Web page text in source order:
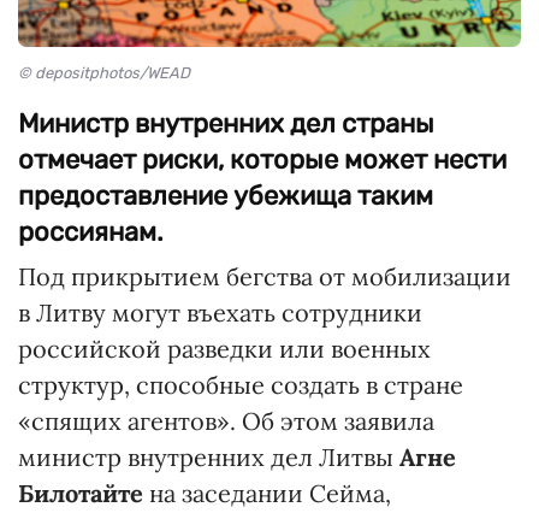
© depositphotos/WEAD
Министр внутренних дел страны
отмечает риски, которые может нести
предоставление убежища таким
россиянам.
Под прикрытием бегства от мобилизации
в Литву могут въехать сотрудники
российской разведки или военных
структур, способные создать в стране
«спящих агентов». Об этом заявила
министр внутренних дел Литвы Агне
Билотайте на заседании Сейма,